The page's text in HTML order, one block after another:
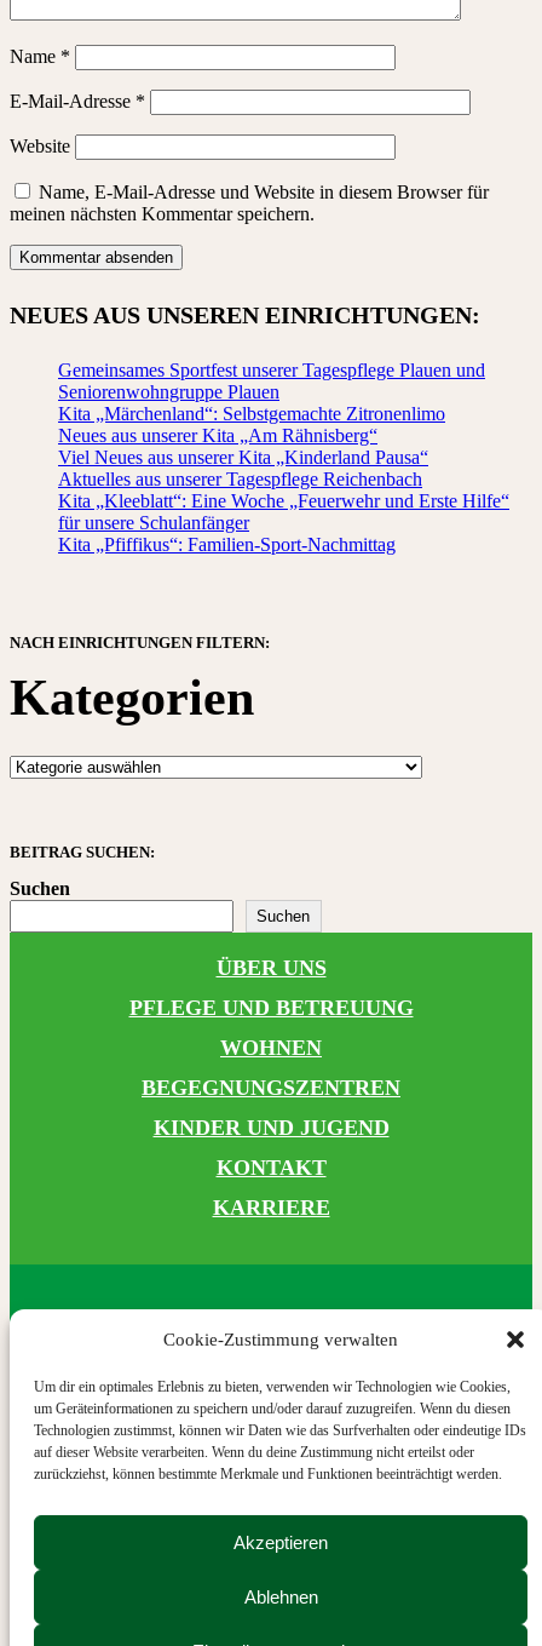
Cookie-Zustimmung verwalten
Um dir ein optimales Erlebnis zu bieten, verwenden wir Technologien wie Cookies,
um Geräteinformationen zu speichern und/oder darauf zuzugreifen. Wenn du diesen
Technologien zustimmst, können wir Daten wie das Surfverhalten oder eindeutige IDs
auf dieser Website verarbeiten. Wenn du deine Zustimmung nicht erteilst oder
zurückziehst, können bestimmte Merkmale und Funktionen beeinträchtigt werden.
Akzeptieren
Ablehnen
Name *
E-Mail-Adresse *
Website
Name, E-Mail-Adresse und Website in diesem Browser für
meinen nächsten Kommentar speichern.
NEUES AUS UNSEREN EINRICHTUNGEN:
Gemeinsames Sportfest unserer Tagespflege Plauen und
Seniorenwohngruppe Plauen
Kita „Märchenland“: Selbstgemachte Zitronenlimo
Neues aus unserer Kita „Am Rähnisberg“
Viel Neues aus unserer Kita „Kinderland Pausa“
Aktuelles aus unserer Tagespflege Reichenbach
Kita „Kleeblatt“: Eine Woche „Feuerwehr und Erste Hilfe“
für unsere Schulanfänger
Kita „Pfiffikus“: Familien-Sport-Nachmittag
NACH EINRICHTUNGEN FILTERN:
Kategorien
BEITRAG SUCHEN:
Suchen
Suchen
ÜBER UNS
PFLEGE UND BETREUUNG
WOHNEN
BEGEGNUNGSZENTREN
KINDER UND JUGEND
KONTAKT
KARRIERE
SPENDENKONTO
Sozialbank
IBAN: DE72 3702 0500 0001 5520 00
BIC: BFSWDE33XXX
DATENSCHUTZ